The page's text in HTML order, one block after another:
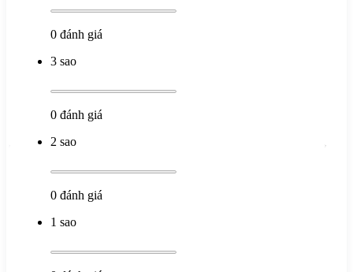
0 đánh giá
3 sao
0 đánh giá
2 sao
0 đánh giá
1 sao